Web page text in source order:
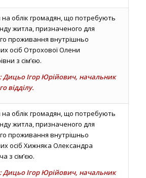
на облік громадян, що потребують
житла, призначеного для
проживання внутрішньо
осіб Отрохової Олени
з сім’єю.
Дицьо Ігор Юрійович, начальник
відділу.
на облік громадян, що потребують
житла, призначеного для
проживання внутрішньо
осіб Хижняка Олександра
з сім’єю.
Дицьо Ігор Юрійович, начальник